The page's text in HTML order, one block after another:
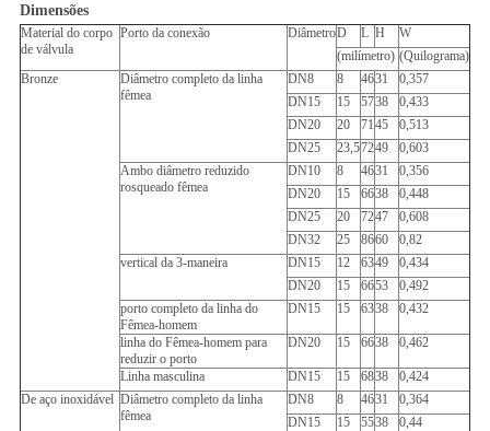
Dimensões
Material do corpo
de válvula
Porto da conexão DiâmetroD L H
W
(milímetro) (Quilograma)
Bronze
Diâmetro completo da linha
fêmea
DN8 8 4631
0,357
DN15
15 5738
0,433
DN20
20 71 45
0,513
DN25
23,57249
0,603
Ambo diâmetro reduzido
rosqueado fêmea
DN10 8 4631
0,356
DN20
15 6638
0,448
DN25
20 7247
0,608
DN32
25 8660
0,82
vertical da 3-maneira
DN15 12 6349
0,434
DN20
15 6653
0,492
porto completo da linha do
Fêmea-homem
DN15 15 6338 0,432
linha do Fêmea-homem para
reduzir o porto
DN20 15 6638 0,462
Linha masculina DN15 15 6838
0,424
De aço inoxidável Diâmetro completo da linha
fêmea
DN8 8 4631
0,364
DN15
15 5538
0,44